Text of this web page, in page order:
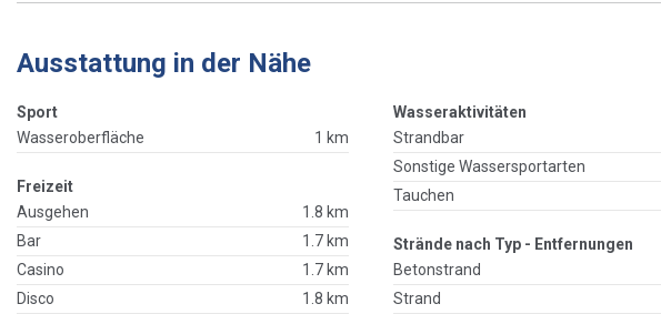
Ausstattung in der Nähe
Sport
Wasseroberfläche
1 km
Freizeit
Ausgehen
1.8 km
Bar
1.7 km
Casino
1.7 km
Disco
1.8 km
Wasseraktivitäten
Strandbar
Sonstige Wassersportarten
Tauchen
Strände nach Typ - Entfernungen
Betonstrand
Strand